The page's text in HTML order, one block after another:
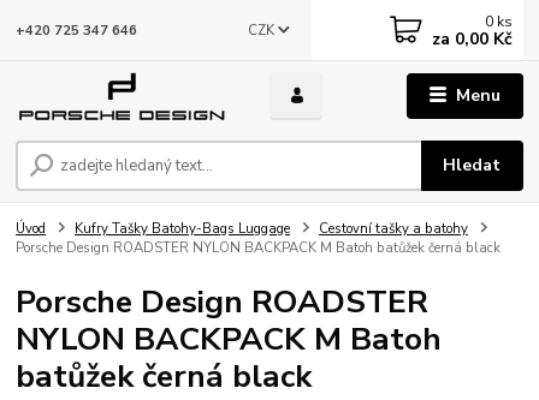
Menu
CZK
Hledat
+420 725 347 646 0 ks
za 0,00 Kč
Úvod Kufry Tašky Batohy-Bags Luggage
Cestovní tašky a batohy
Porsche Design ROADSTER NYLON BACKPACK M Batoh batůžek černá black
Porsche Design ROADSTER
NYLON BACKPACK M Batoh
batůžek černá black